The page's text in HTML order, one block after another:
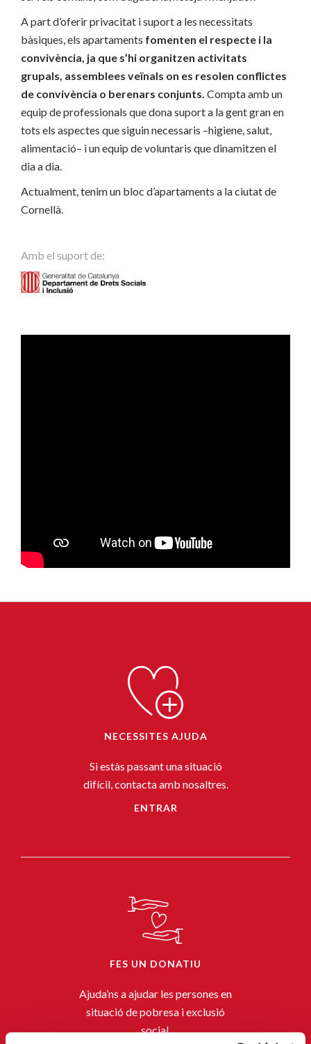
A part d’oferir privacitat i suport a les necessitats
bàsiques, els apartaments fomenten el respecte i la
convivència, ja que s’hi organitzen activitats
grupals, assemblees veïnals on es resolen conflictes
de convivència o berenars conjunts. Compta amb un
equip de professionals que dona suport a la gent gran en
tots els aspectes que siguin necessaris –higiene, salut,
alimentació– i un equip de voluntaris que dinamitzen el
dia a dia.
Actualment, tenim un bloc d’apartaments a la ciutat de
Cornellà.
Amb el suport de:
NECESSITES AJUDA
Si estàs passant una situació
difícil, contacta amb nosaltres.
ENTRAR
FES UN DONATIU
Ajuda’ns a ajudar les persones en
situació de pobresa i exclusió
social.